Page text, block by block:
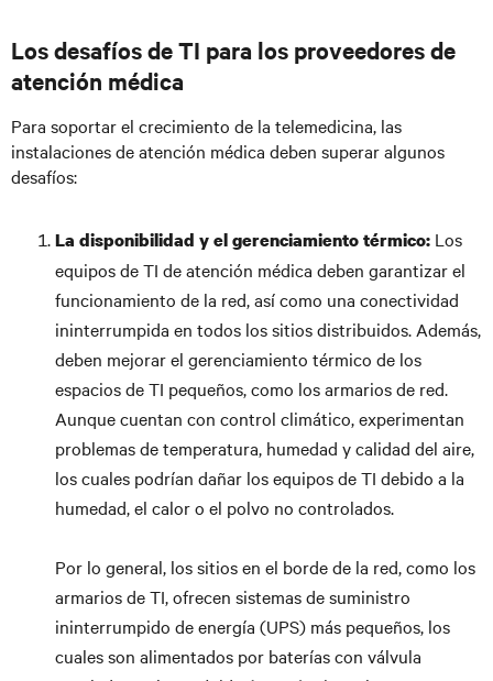
Los desafíos de TI para los proveedores de
atención médica
Para soportar el crecimiento de la telemedicina, las
instalaciones de atención médica deben superar algunos
desafíos:
La disponibilidad y el gerenciamiento térmico: Los
equipos de TI de atención médica deben garantizar el
funcionamiento de la red, así como una conectividad
ininterrumpida en todos los sitios distribuidos. Además,
deben mejorar el gerenciamiento térmico de los
espacios de TI pequeños, como los armarios de red.
Aunque cuentan con control climático, experimentan
problemas de temperatura, humedad y calidad del aire,
los cuales podrían dañar los equipos de TI debido a la
humedad, el calor o el polvo no controlados.
Por lo general, los sitios en el borde de la red, como los
armarios de TI, ofrecen sistemas de suministro
ininterrumpido de energía (UPS) más pequeños, los
cuales son alimentados por baterías con válvula